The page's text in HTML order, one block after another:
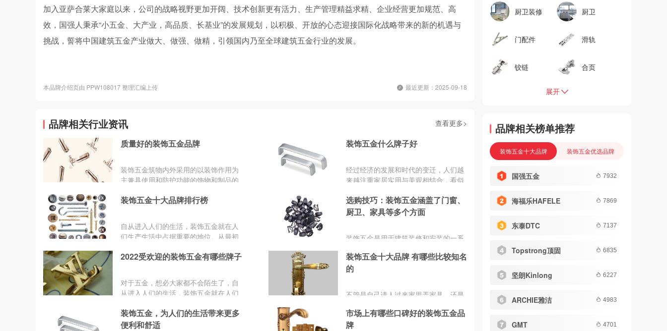
加入亚萨合莱大家庭以来，公司的战略视野更加开阔、技术创新更有活力、生产管理精益求精、企业经营更加规范、高
效，国强人秉承“小五金、大产业，高品质、长基业”的发展规划，以积极、开放的心态迎接国际化战略带来的新的机遇与
挑战，誓将中国建筑五金产业做大、做强、做精，引领国内乃至全球建筑五金行业的发展。
本品牌介绍页由 PPW108017 整理汇编上传 最近更新：2025-09-18
品牌相关行业资讯 查看更多>
质量好的装饰五金品牌
装饰五金筑物内外采用的以装饰作用为
主兼具使用和防护功能的饰物和制品的
此。小小的五金，却会影响家具的整体
角，而是希望让家具更加美观。那么质
量好的装饰五金品牌有哪些呢？品牌网
量、用户口碑、网友投票等指标评选出
了质量好的装饰五金品牌，让大家都选
装饰五金什么牌子好
经过经济的发展和时代的变迁，人们越
来越注重家居实用与美观相结合，看似
金，却会影响家具的整体效果，所以现
在的装饰五金不甘于当配角，而是希望
居起到锦上添花的作用。
装饰五金十大品牌排行榜
​自从进入人们的生活，装饰五金就在人
们生产生活中占据重要的地位。从最初
备、日常用品，生产生活工具，金属的
进步。那么，大家对装饰五金品牌了解
多少呢？今天，小编就给大家说说装饰
选购技巧：装饰五金涵盖了门窗、
厨卫、家具等多个方面
装饰五金是用于建筑装修和安装的一系
用功能，还能显著提升建筑或家居的整
体美感和价值。装饰五金种类繁多，涵
2022受欢迎的装饰五金有哪些牌子
对于五金，想必大家都不会陌生了，自
从进入人们的生活，装饰五金就在人们
加工工具，到酒具礼器，乃至兵器装
备、日常用品，生产生活工具，金属的
装饰五金十大品牌 有哪些比较知名
的
不管是自己请人过来家里弄家具，还是
都是不可忽视的部分，现在的装饰五金
逐渐的成为是否好坏的关键因素，装饰
装饰五金，为人们的生活带来更多
便利和舒适
市场上有哪些口碑好的装饰五金品
牌
厨卫装修 厨卫
门配件 滑轨
铰链 合页
展开
品牌相关榜单推荐
装饰五金十大品牌 装饰五金优选品牌
国强五金 7932
海福乐HAFELE 7869
东泰DTC 7137
Topstrong顶固 6835
坚朗Kinlong 6227
ARCHIE雅洁 4983
GMT 4701